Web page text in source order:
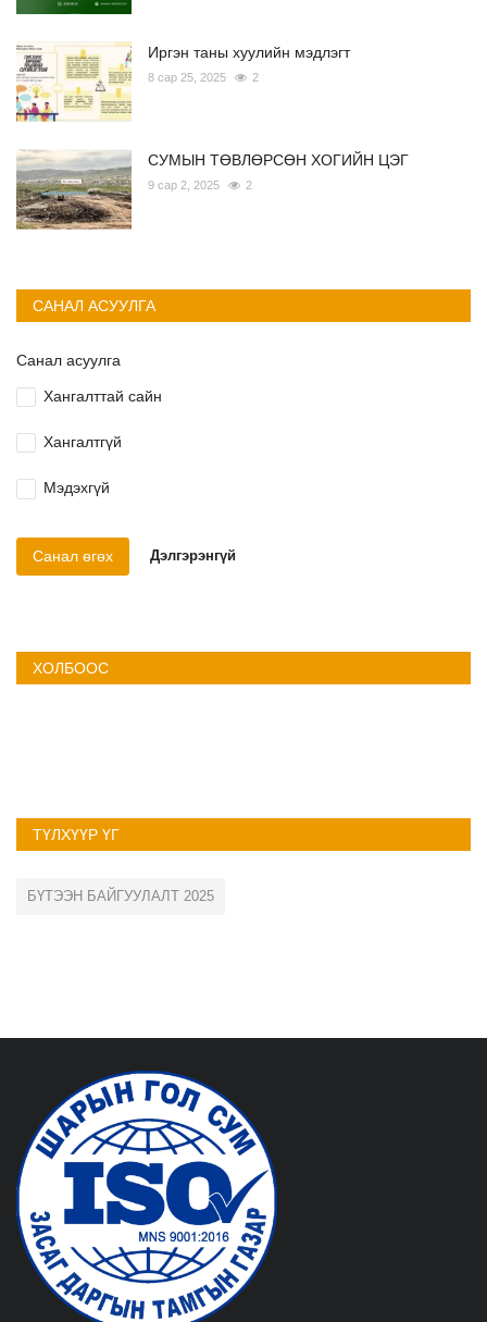
Иргэн таны хуулийн мэдлэгт
8 сар 25, 2025 2
СУМЫН ТӨВЛӨРСӨН ХОГИЙН ЦЭГ
9 сар 2, 2025 2
САНАЛ АСУУЛГА
Санал асуулга
Хангалттай сайн
Хангалтгүй
Мэдэхгүй
Санал өгөх Дэлгэрэнгүй
ХОЛБООС
ТҮЛХҮҮР ҮГ
БҮТЭЭН БАЙГУУЛАЛТ 2025